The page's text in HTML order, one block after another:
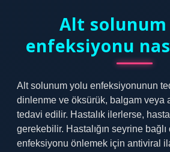
Alt
enfeksiyonu
Alt solunum yolu enfeksiyonunun
dinlenme ve öksürük, balgam veya
tedavi edilir. Hastalık ilerlerse,
gerekebilir. Hastalığın seyrine
enfeksiyonu önlemek için antiviral